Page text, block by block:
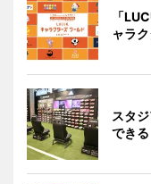
「
ャラ
スタ
できる